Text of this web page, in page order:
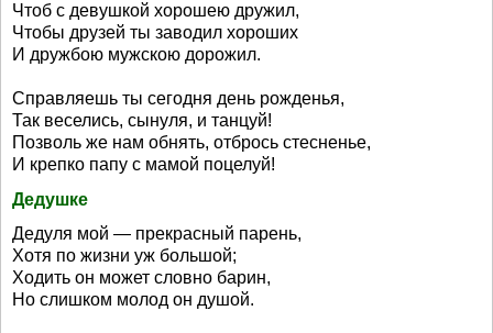
Чтоб с девушкой хорошею дружил,
Чтобы друзей ты заводил хороших
И дружбою мужскою дорожил.
Справляешь ты сегодня день рожденья,
Так веселись, сынуля, и танцуй!
Позволь же нам обнять, отбрось стесненье,
И крепко папу с мамой поцелуй!
Дедушке
Дедуля мой — прекрасный парень,
Хотя по жизни уж большой;
Ходить он может словно барин,
Но слишком молод он душой.